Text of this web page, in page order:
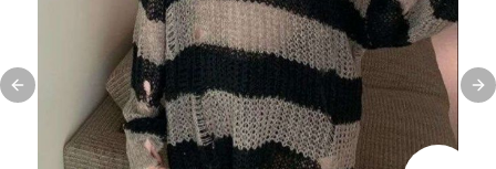
Previous slide